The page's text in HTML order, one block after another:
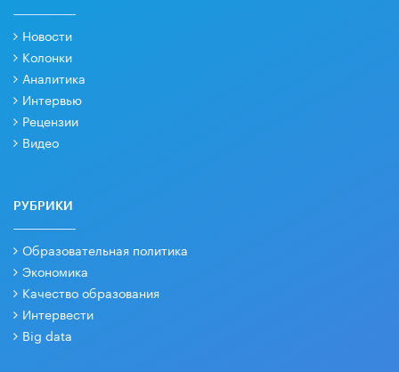
Новости
Колонки
Аналитика
Интервью
Рецензии
Видео
РУБРИКИ
Образовательная политика
Экономика
Качество образования
Интервести
Big data